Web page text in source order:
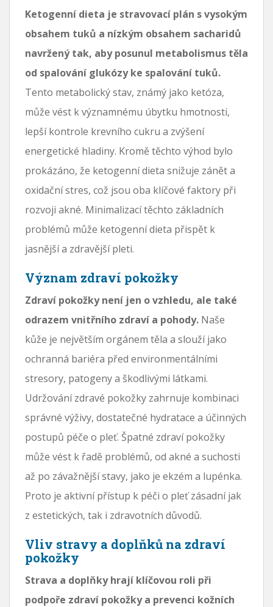
Ketogenní dieta je stravovací plán s vysokým
obsahem tuků a nízkým obsahem sacharidů
navržený tak, aby posunul metabolismus těla
od spalování glukózy ke spalování tuků.
Tento metabolický stav, známý jako ketóza,
může vést k významnému úbytku hmotnosti,
lepší kontrole krevního cukru a zvýšení
energetické hladiny. Kromě těchto výhod bylo
prokázáno, že ketogenní dieta snižuje zánět a
oxidační stres, což jsou oba klíčové faktory při
rozvoji akné. Minimalizací těchto základních
problémů může ketogenní dieta přispět k
jasnější a zdravější pleti.
Význam zdraví pokožky
Zdraví pokožky není jen o vzhledu, ale také
odrazem vnitřního zdraví a pohody. Naše
kůže je největším orgánem těla a slouží jako
ochranná bariéra před environmentálními
stresory, patogeny a škodlivými látkami.
Udržování zdravé pokožky zahrnuje kombinaci
správné výživy, dostatečné hydratace a účinných
postupů péče o pleť. Špatné zdraví pokožky
může vést k řadě problémů, od akné a suchosti
až po závažnější stavy, jako je ekzém a lupénka.
Proto je aktivní přístup k péči o pleť zásadní jak
z estetických, tak i zdravotních důvodů.
Vliv stravy a doplňků na zdraví
pokožky
Strava a doplňky hrají klíčovou roli při
podpoře zdraví pokožky a prevenci kožních